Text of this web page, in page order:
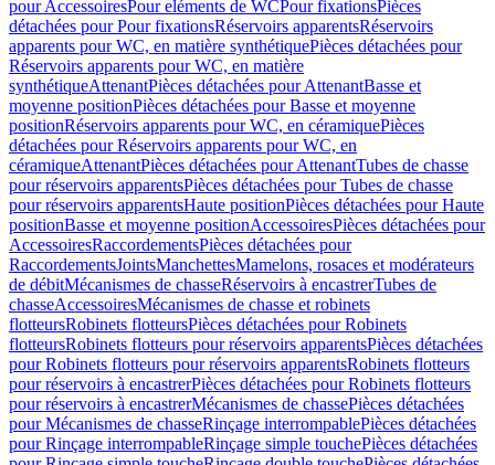
pour AccessoiresPour eléments de WCPour fixationsPièces
détachées pour Pour fixationsRéservoirs apparentsRéservoirs
apparents pour WC, en matière synthétiquePièces détachées pour
Réservoirs apparents pour WC, en matière
synthétiqueAttenantPièces détachées pour AttenantBasse et
moyenne positionPièces détachées pour Basse et moyenne
positionRéservoirs apparents pour WC, en céramiquePièces
détachées pour Réservoirs apparents pour WC, en
céramiqueAttenantPièces détachées pour AttenantTubes de chasse
pour réservoirs apparentsPièces détachées pour Tubes de chasse
pour réservoirs apparentsHaute positionPièces détachées pour Haute
positionBasse et moyenne positionAccessoiresPièces détachées pour
AccessoiresRaccordementsPièces détachées pour
RaccordementsJointsManchettesMamelons, rosaces et modérateurs
de débitMécanismes de chasseRéservoirs à encastrerTubes de
chasseAccessoiresMécanismes de chasse et robinets
flotteursRobinets flotteursPièces détachées pour Robinets
flotteursRobinets flotteurs pour réservoirs apparentsPièces détachées
pour Robinets flotteurs pour réservoirs apparentsRobinets flotteurs
pour réservoirs à encastrerPièces détachées pour Robinets flotteurs
pour réservoirs à encastrerMécanismes de chassePièces détachées
pour Mécanismes de chasseRinçage interrompablePièces détachées
pour Rinçage interrompableRinçage simple touchePièces détachées